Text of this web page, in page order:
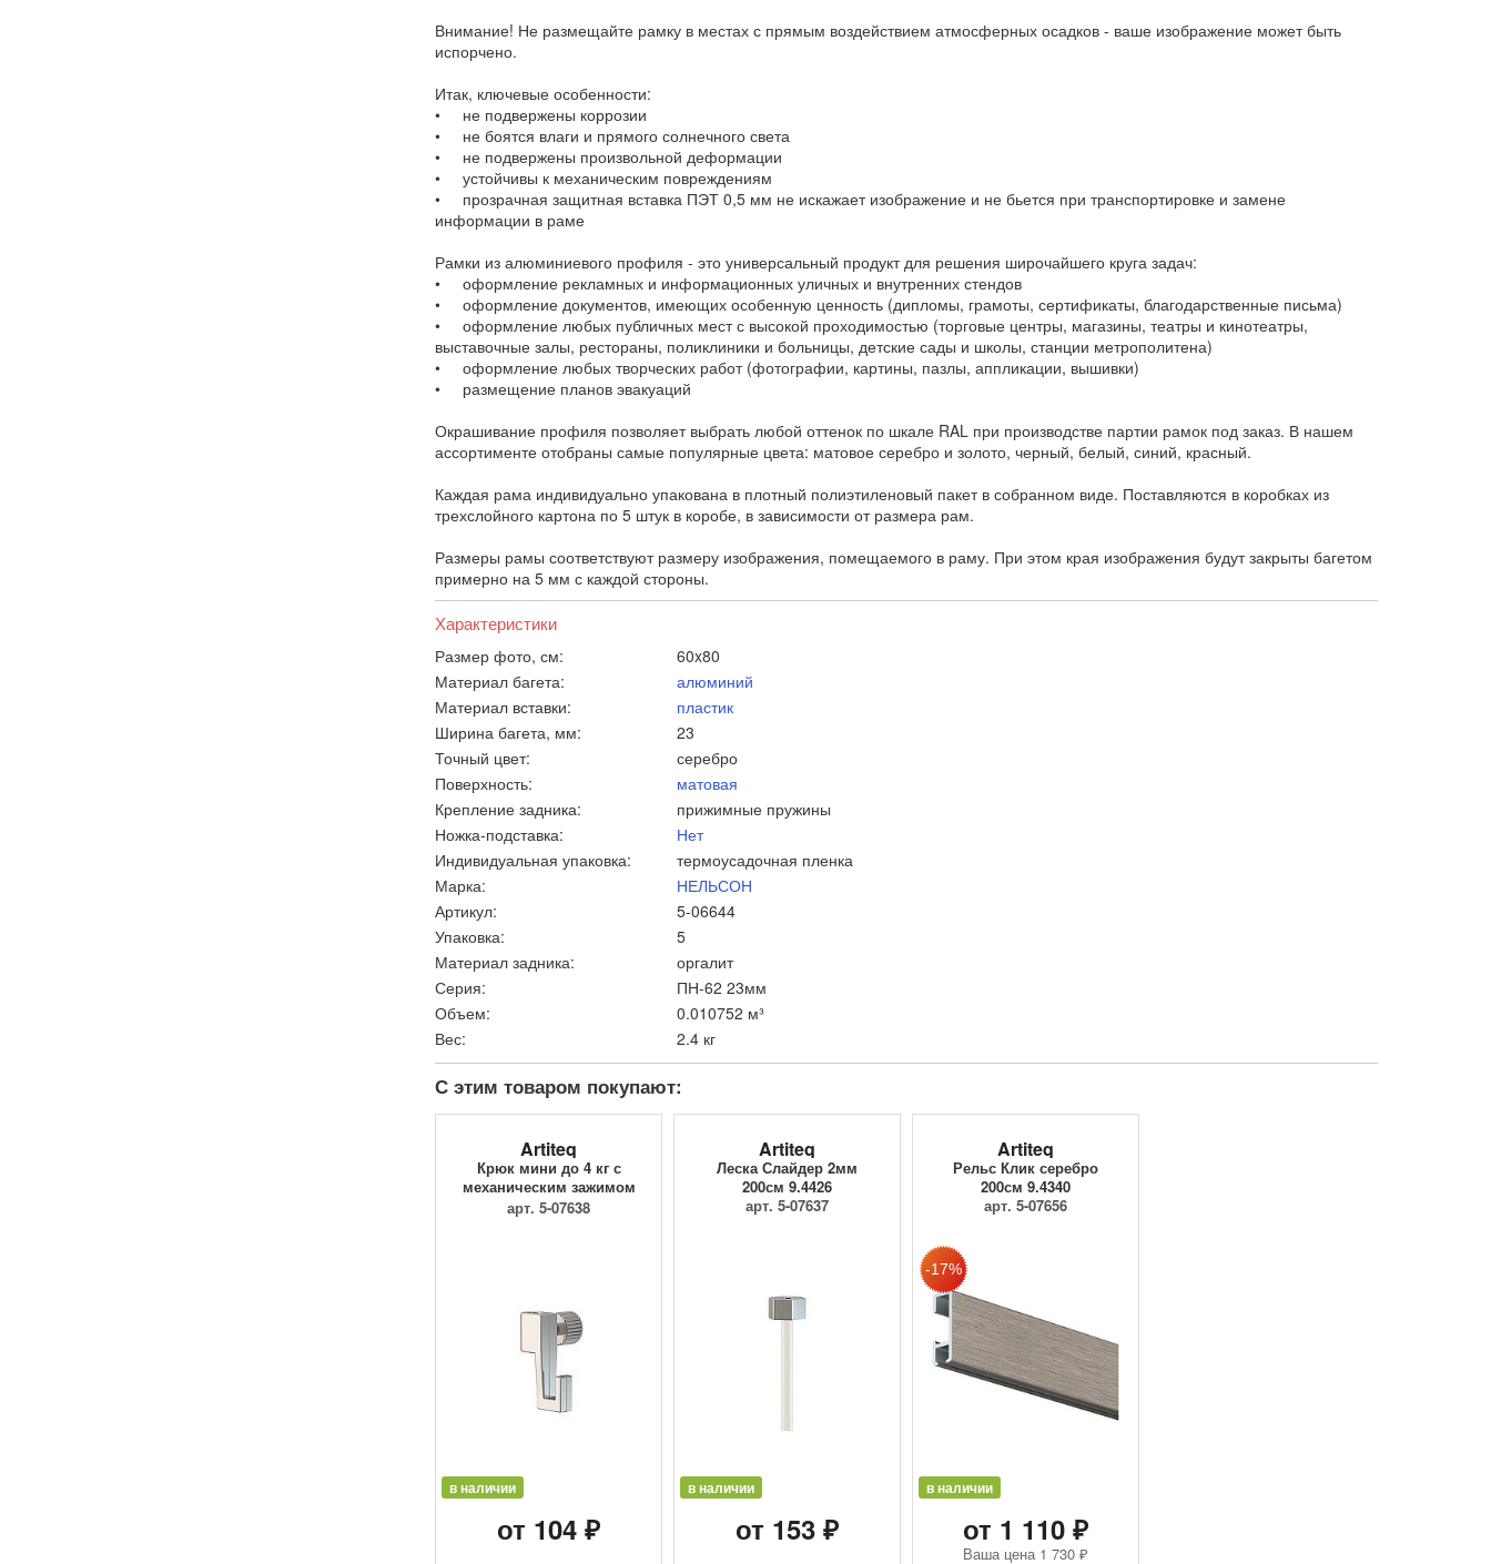
Внимание! Не размещайте рамку в местах с прямым воздействием атмосферных осадков - ваше изображение может быть
испорчено.
Итак, ключевые особенности:
• не подвержены коррозии
• не боятся влаги и прямого солнечного света
• не подвержены произвольной деформации
• устойчивы к механическим повреждениям
• прозрачная защитная вставка ПЭТ 0,5 мм не искажает изображение и не бьется при транспортировке и замене
информации в раме
Рамки из алюминиевого профиля - это универсальный продукт для решения широчайшего круга задач:
• оформление рекламных и информационных уличных и внутренних стендов
• оформление документов, имеющих особенную ценность (дипломы, грамоты, сертификаты, благодарственные письма)
• оформление любых публичных мест с высокой проходимостью (торговые центры, магазины, театры и кинотеатры,
выставочные залы, рестораны, поликлиники и больницы, детские сады и школы, станции метрополитена)
• оформление любых творческих работ (фотографии, картины, пазлы, аппликации, вышивки)
• размещение планов эвакуаций
Окрашивание профиля позволяет выбрать любой оттенок по шкале RAL при производстве партии рамок под заказ. В нашем
ассортименте отобраны самые популярные цвета: матовое серебро и золото, черный, белый, синий, красный.
Каждая рама индивидуально упакована в плотный полиэтиленовый пакет в собранном виде. Поставляются в коробках из
трехслойного картона по 5 штук в коробе, в зависимости от размера рам.
Размеры рамы соответствуют размеру изображения, помещаемого в раму. При этом края изображения будут закрыты багетом
примерно на 5 мм с каждой стороны.
Характеристики
Размер фото, см:
60x80
Материал багета:
алюминий
Материал вставки:
пластик
Ширина багета, мм:
23
Точный цвет:
серебро
Поверхность:
матовая
Крепление задника:
прижимные пружины
Ножка-подставка:
Нет
Индивидуальная упаковка:
термоусадочная пленка
Марка:
НЕЛЬСОН
Артикул:
5-06644
Упаковка:
5
Материал задника:
оргалит
Серия:
ПН-62 23мм
Объем:
0.010752 м³
Вес:
2.4 кг
С этим товаром покупают:
Artiteq
Крюк мини до 4 кг с
механическим зажимом
9.4205
арт. 5-07638
в наличии
от 104 ₽
Artiteq
Леска Слайдер 2мм
200см 9.4426
арт. 5-07637
в наличии
от 153 ₽
Artiteq
Рельс Клик серебро
200см 9.4340
арт. 5-07656
в наличии
от 1 110 ₽
Ваша цена 1 730 ₽